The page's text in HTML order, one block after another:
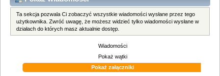
Ta sekcja pozwala Ci zobaczyć wszystkie wiadomości wysłane przez tego
użytkownika. Zwróć uwagę, że możesz widzieć tylko wiadomości wysłane w
działach do których masz aktualnie dostęp.
Wiadomości
Pokaż wątki
Pokaż załączniki